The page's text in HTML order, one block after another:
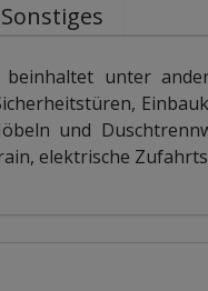
Sonstiges
unter
und
elektrische